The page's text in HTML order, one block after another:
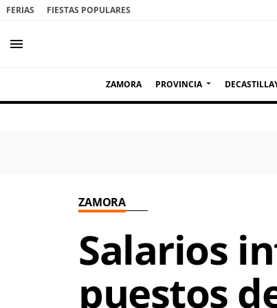
FERIAS FIESTAS POPULARES
menu
ZAMORA PROVINCIA
ZAMORA
Salarios
puestos